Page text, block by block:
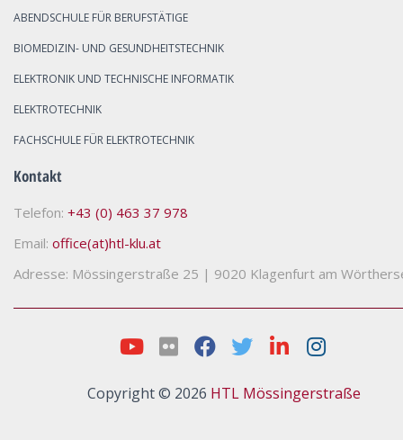
ABENDSCHULE FÜR BERUFSTÄTIGE
BIOMEDIZIN- UND GESUNDHEITSTECHNIK
ELEKTRONIK UND TECHNISCHE INFORMATIK
ELEKTROTECHNIK
FACHSCHULE FÜR ELEKTROTECHNIK
Kontakt
Telefon: +43 (0) 463 37 978
Email: office(at)htl-klu.at
Adresse: Mössingerstraße 25 | 9020 Klagenfurt am
Copyright © 2026 HTL Mössingerstraße